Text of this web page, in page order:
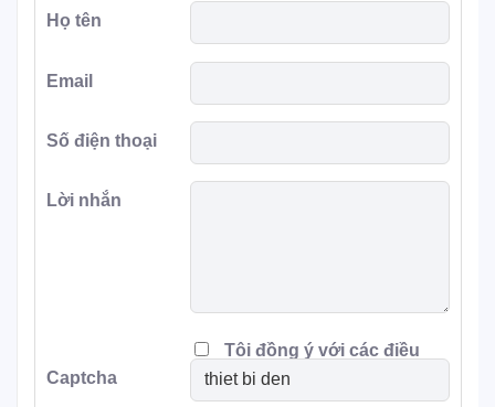
Họ tên
Email
Số điện thoại
Lời nhắn
Tôi đồng ý với các điều
khoản
Captcha